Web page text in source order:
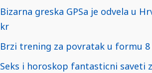
Bizarna greska GPSa je odvela u
kr
Brzi trening za povratak u formu
Seks i horoskop fantasticni saveti